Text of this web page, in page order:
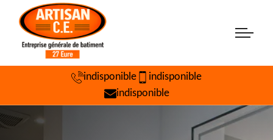
indisponible
indisponible
indisponible